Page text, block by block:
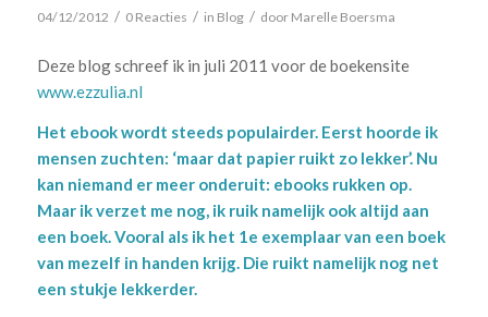
04/12/2012 / 0 Reacties / in Blog / door Marelle Boersma
Deze blog schreef ik in juli 2011 voor de boekensite
www.ezzulia.nl
Het ebook wordt steeds populairder. Eerst hoorde ik
mensen zuchten: ‘maar dat papier ruikt zo lekker’. Nu
kan niemand er meer onderuit: ebooks rukken op.
Maar ik verzet me nog, ik ruik namelijk ook altijd aan
een boek. Vooral als ik het 1e exemplaar van een boek
van mezelf in handen krijg. Die ruikt namelijk nog net
een stukje lekkerder.